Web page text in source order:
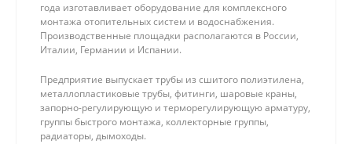
года изготавливает оборудование для комплексного
монтажа отопительных систем и водоснабжения.
Производственные площадки располагаются в России,
Италии, Германии и Испании.
Предприятие выпускает трубы из сшитого полиэтилена,
металлопластиковые трубы, фитинги, шаровые краны,
запорно-регулирующую и терморегулирующую арматуру,
группы быстрого монтажа, коллекторные группы,
радиаторы, дымоходы.